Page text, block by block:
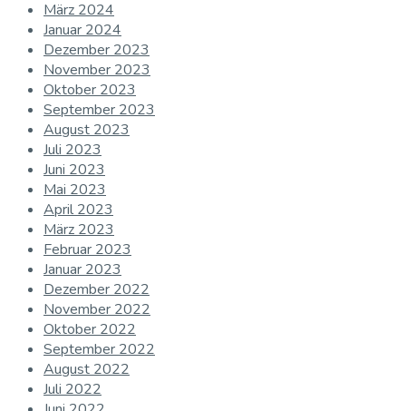
März 2024
Januar 2024
Dezember 2023
November 2023
Oktober 2023
September 2023
August 2023
Juli 2023
Juni 2023
Mai 2023
April 2023
März 2023
Februar 2023
Januar 2023
Dezember 2022
November 2022
Oktober 2022
September 2022
August 2022
Juli 2022